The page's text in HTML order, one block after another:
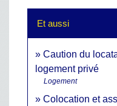
Et aussi
Caution du
logement privé
Logement
Colocation et